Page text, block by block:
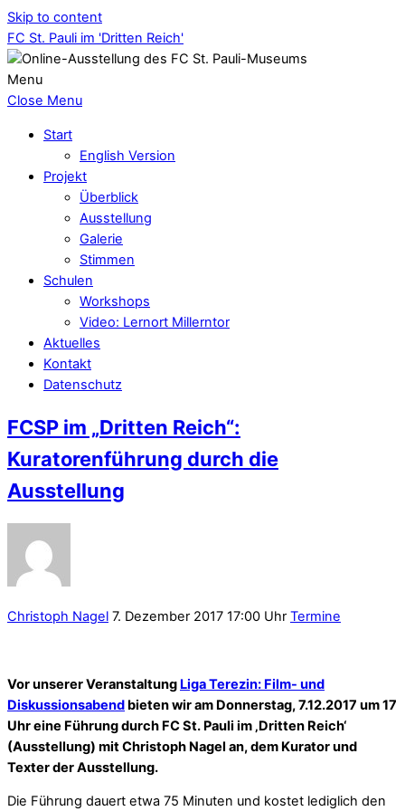
Skip to content
FC St. Pauli im 'Dritten Reich'
Menu
Close Menu
Start
English Version
Projekt
Überblick
Ausstellung
Galerie
Stimmen
Schulen
Workshops
Video: Lernort Millerntor
Aktuelles
Kontakt
Datenschutz
FCSP im „Dritten Reich“:
Kuratorenführung durch die
Ausstellung
Christoph Nagel 7. Dezember 2017 17:00 Uhr Termine
Vor unserer Veranstaltung Liga Terezin: Film- und
Diskussionsabend bieten wir am Donnerstag, 7.12.2017 um 17
Uhr eine Führung durch FC St. Pauli im ‚Dritten Reich‘
(Ausstellung) mit Christoph Nagel an, dem Kurator und
Texter der Ausstellung.
Die Führung dauert etwa 75 Minuten und kostet lediglich den